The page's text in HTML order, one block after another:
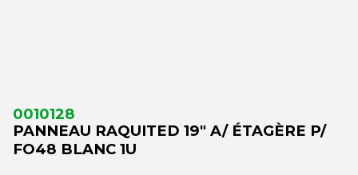
0010128
PANNEAU RAQUITED 19" A/ ÉTAGÈRE P/
FO48 BLANC 1U